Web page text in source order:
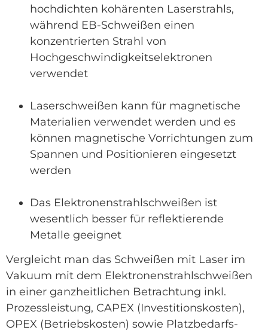
hochdichten kohärenten Laserstrahls,
während EB-Schweißen einen
konzentrierten Strahl von
Hochgeschwindigkeitselektronen
verwendet
Laserschweißen kann für magnetische
Materialien verwendet werden und es
können magnetische Vorrichtungen zum
Spannen und Positionieren eingesetzt
werden
Das Elektronenstrahlschweißen ist
wesentlich besser für reflektierende
Metalle geeignet
Vergleicht man das Schweißen mit Laser im
Vakuum mit dem Elektronenstrahlschweißen
in einer ganzheitlichen Betrachtung inkl.
Prozessleistung, CAPEX (Investitionskosten),
OPEX (Betriebskosten) sowie Platzbedarfs-